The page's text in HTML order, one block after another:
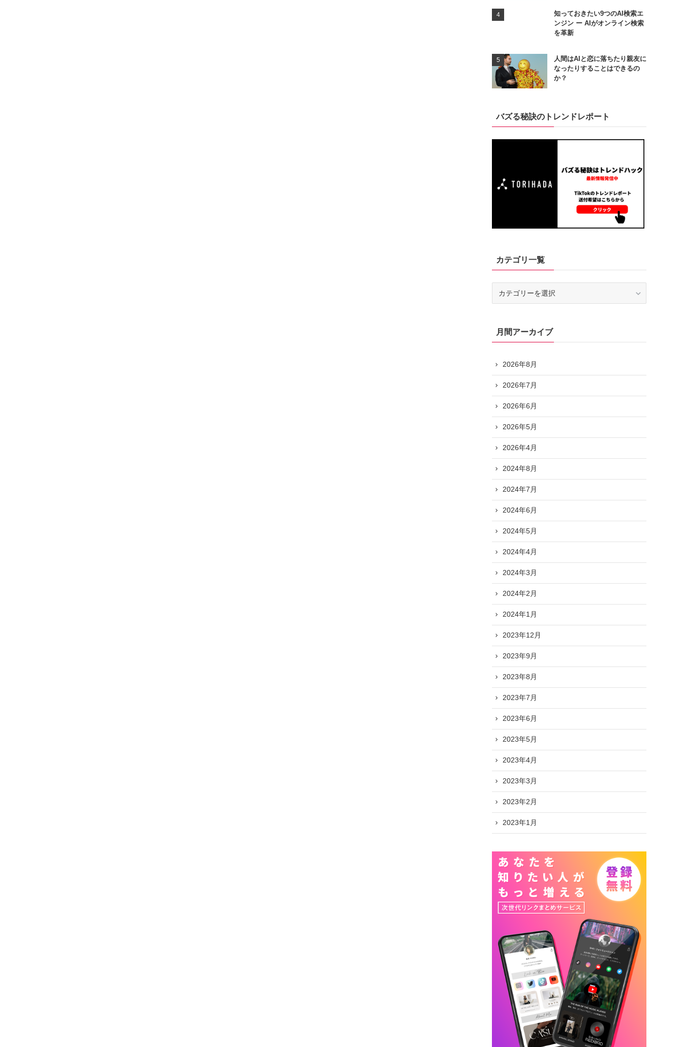
知っておきたい9つのAI検索エ
ンジン ー AIがオンライン検索
を革新
人間はAIと恋に落ちたり親友に
なったりすることはできるの
か？
バズる秘訣のトレンドレポート
カテゴリ一覧
一
覧
月間アーカイブ
2026年8月
2026年7月
2026年6月
2026年5月
2026年4月
2024年8月
2024年7月
2024年6月
2024年5月
2024年4月
2024年3月
2024年2月
2024年1月
2023年12月
2023年9月
2023年8月
2023年7月
2023年6月
2023年5月
2023年4月
2023年3月
2023年2月
2023年1月